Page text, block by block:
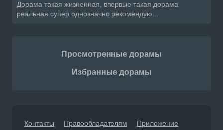
Дорама такая жизненная, впервые такая дорама
реальная супер однозначно рекомендую...
Просмотренные дорамы
Избранные дорамы
Контакты Правообладателям
Приложение